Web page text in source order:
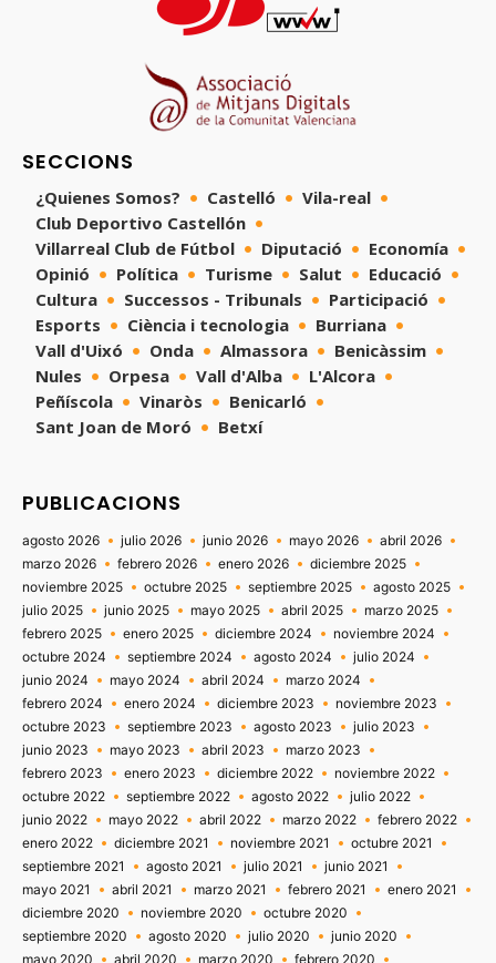
SECCIONS
¿Quienes Somos? Castelló
Vila-real
Club Deportivo Castellón
Villarreal Club de Fútbol
Diputació
Economía
Opinió
Política Turisme Salut
Educació
Cultura
Successos - Tribunals
Participació
Esports
Ciència i tecnologia
Burriana
Vall d'Uixó
Onda Almassora
Benicàssim
Nules
Orpesa Vall d'Alba
L'Alcora
Peñíscola
Vinaròs
Benicarló
Sant Joan de Moró
Betxí
PUBLICACIONS
agosto 2026 julio 2026 junio 2026 mayo 2026
abril 2026
marzo 2026
febrero 2026 enero 2026
diciembre 2025
noviembre 2025
octubre 2025 septiembre 2025
agosto 2025
julio 2025
junio 2025 mayo 2025 abril 2025
marzo 2025
febrero 2025
enero 2025 diciembre 2024
noviembre 2024
octubre 2024
septiembre 2024 agosto 2024
julio 2024
junio 2024
mayo 2024 abril 2024
marzo 2024
febrero 2024
enero 2024 diciembre 2023
noviembre 2023
octubre 2023
septiembre 2023 agosto 2023
julio 2023
junio 2023
mayo 2023 abril 2023
marzo 2023
febrero 2023
enero 2023 diciembre 2022
noviembre 2022
octubre 2022
septiembre 2022 agosto 2022
julio 2022
junio 2022
mayo 2022 abril 2022 marzo 2022
febrero 2022
enero 2022
diciembre 2021 noviembre 2021
octubre 2021
septiembre 2021
agosto 2021 julio 2021
junio 2021
mayo 2021
abril 2021 marzo 2021 febrero 2021
enero 2021
diciembre 2020
noviembre 2020
octubre 2020
septiembre 2020
agosto 2020 julio 2020
junio 2020
mayo 2020
abril 2020 marzo 2020
febrero 2020